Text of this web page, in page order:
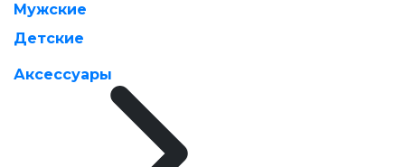
Мужские
Детские
Аксессуары